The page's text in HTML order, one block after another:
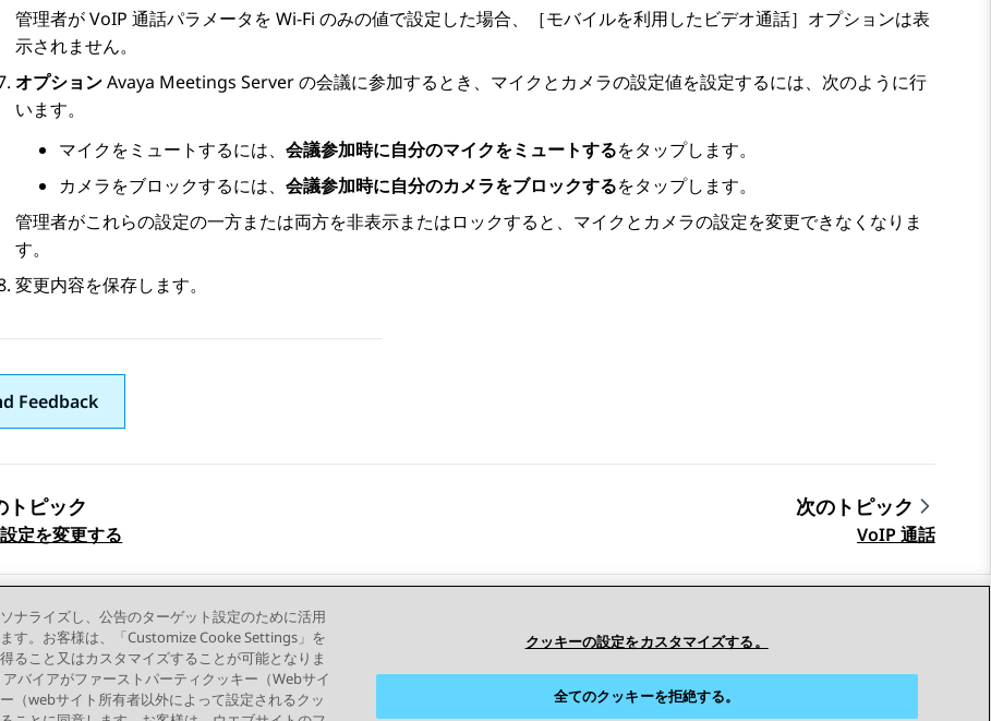
管理者が VoIP 通話パラメータを Wi-Fi のみの値で設定した場合、［モバイルを利用したビデオ通話］オプションは表
示されません。
オプションAvaya Meetings Serverの会議に参加するとき、マイクとカメラの設定値を設定するには、次のように行
います。
マイクをミュートするには、 会議参加時に自分のマイクをミュートするをタップします。
カメラをブロックするには、 会議参加時に自分のカメラをブロックするをタップします。
管理者がこれらの設定の一方または両方を非表示またはロックすると、マイクとカメラの設定を変更できなくなりま
す。
変更内容を保存します。
Feedback
クナビゲーション
トピック
定を変更する
次のトピック
VoIP 通話
ナライズし、公告のターゲット設定のために活用
す。お客様は、「Customize Cooke Settings」を
ること又はカスタマイズすることが可能となりま
バイアがファーストパーティクッキー（Webサイ
（webサイト所有者以外によって設定されるクッ
クッキーの設定をカスタマイズする。
全てのクッキーを拒絶する。